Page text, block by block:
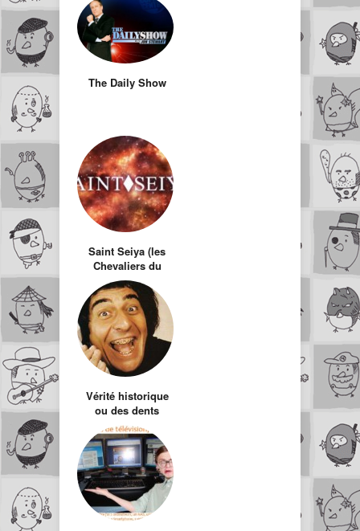
The Daily Show
Saint Seiya (les
Chevaliers du
Zodiaque) – Film
d’animation en
images de
synthèse
Vérité historique
ou des dents
blanches. Il faut
choisir !